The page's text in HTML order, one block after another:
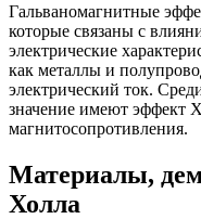
Гальваномагнитные
которые связаны с
электрические
как металлы и
электрический ток.
значение имеют эффект
магнитосопротивления.
Материалы,
Холла